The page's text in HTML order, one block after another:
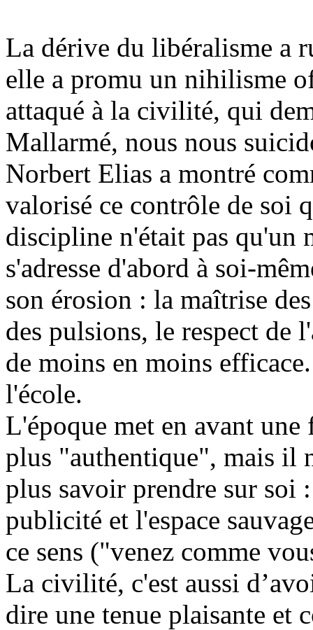
La dérive du libéralisme a
elle a promu un nihilisme
attaqué à la civilité, qui
Mallarmé, nous nous
Norbert Elias a montré
valorisé ce contrôle de soi
discipline n'était pas qu'un
s'adresse d'abord à soi-
son érosion : la maîtrise
des pulsions, le respect de
de moins en moins
l'école.
L'époque met en avant une
plus "authentique", mais il
plus savoir prendre sur soi
publicité et l'espace
ce sens ("venez comme
La civilité, c'est aussi
dire une tenue plaisante et